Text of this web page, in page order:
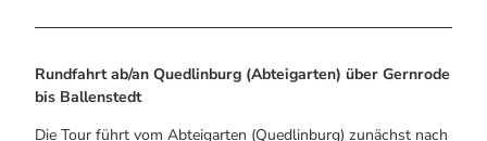
Rundfahrt ab/an Quedlinburg (Abteigarten) über Gernrode
bis Ballenstedt
Die Tour führt vom Abteigarten (Quedlinburg) zunächst nach